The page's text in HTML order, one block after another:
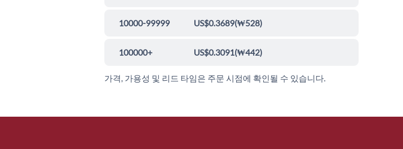
10000-99999 US$0.3689(₩528)
100000+ US$0.3091(₩442)
가격, 가용성 및 리드 타임은 주문 시점에 확인될 수 있습니다.